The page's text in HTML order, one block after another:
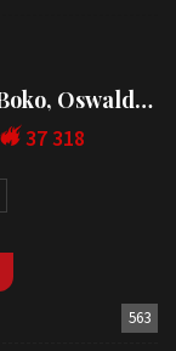
Oswald…
37 318
563